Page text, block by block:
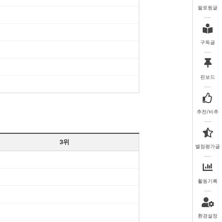
3위
팔로윙글
구독글
핀보드
추천/비추
별점평가글
활동기록
환경설정